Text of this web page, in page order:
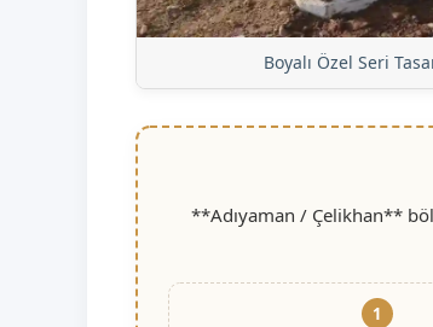
Boyalı Özel Seri
**Adıyaman / Çelikhan**
1